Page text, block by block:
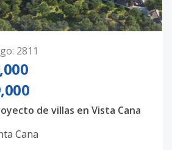
: 2811
de villas en Vista Cana
Cana